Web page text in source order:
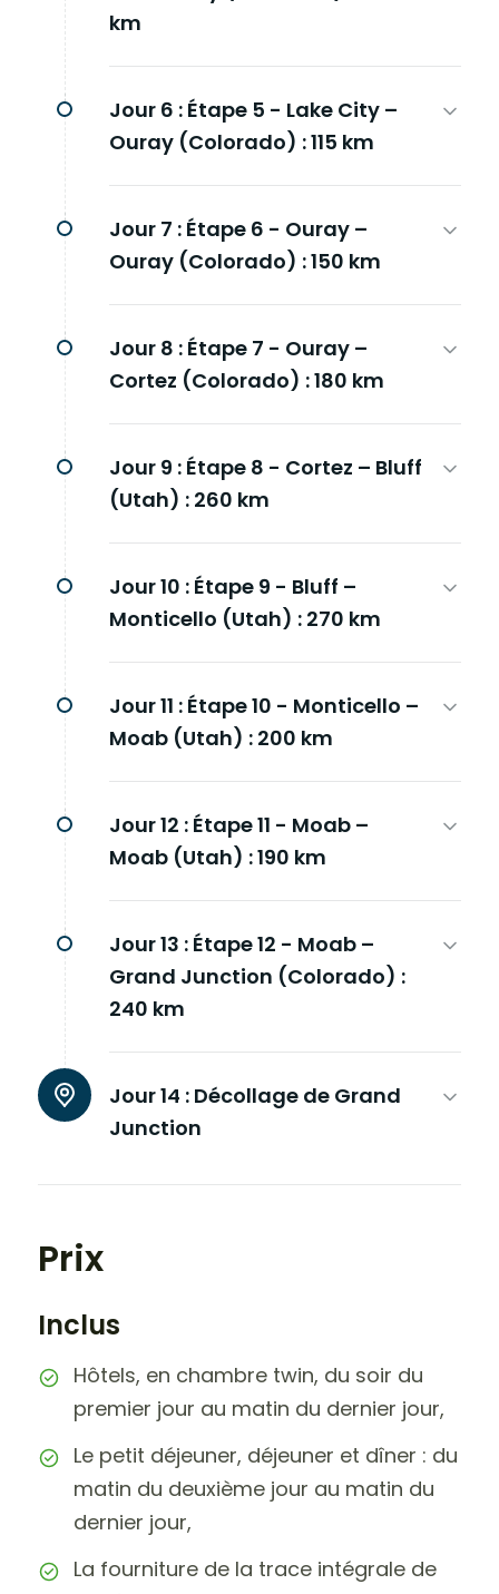
km
Jour 6 : Étape 5 - Lake City –
Ouray (Colorado) : 115 km
Jour 7 : Étape 6 - Ouray –
Ouray (Colorado) : 150 km
Jour 8 : Étape 7 - Ouray –
Cortez (Colorado) : 180 km
Jour 9 : Étape 8 - Cortez – Bluff
(Utah) : 260 km
Jour 10 : Étape 9 - Bluff –
Monticello (Utah) : 270 km
Jour 11 : Étape 10 - Monticello –
Moab (Utah) : 200 km
Jour 12 : Étape 11 - Moab –
Moab (Utah) : 190 km
Jour 13 : Étape 12 - Moab –
Grand Junction (Colorado) :
240 km
Jour 14 : Décollage de Grand
Junction
Prix
Inclus
Hôtels, en chambre twin, du soir du
premier jour au matin du dernier jour,
Le petit déjeuner, déjeuner et dîner : du
matin du deuxième jour au matin du
dernier jour,
La fourniture de la trace intégrale de